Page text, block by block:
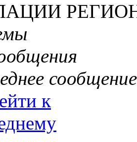
сообщение